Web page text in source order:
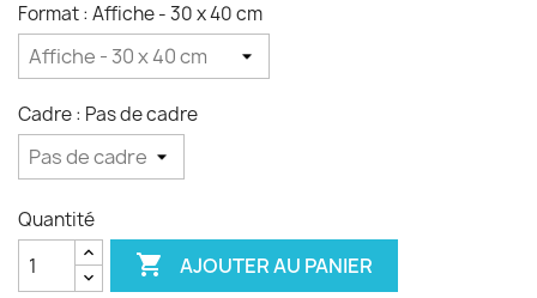
Format : Affiche - 30 x 40 cm
Cadre : Pas de cadre
Quantité
 AJOUTER AU PANIER